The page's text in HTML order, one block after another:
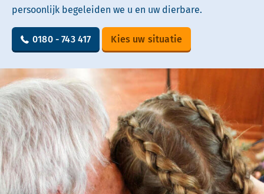
persoonlijk begeleiden we u en uw dierbare.
0180 - 743 417 Kies uw situatie